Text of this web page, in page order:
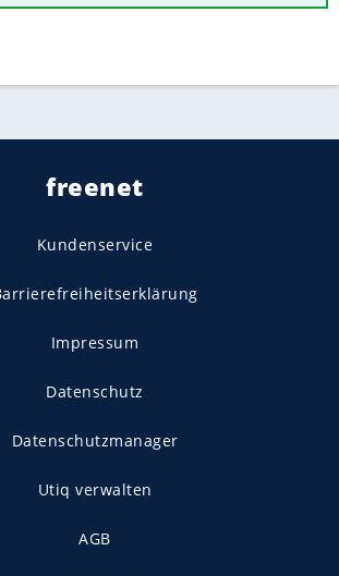
freenet
Kundenservice
Impressum
Datenschutz
Datenschutzmanager
Utiq verwalten
AGB